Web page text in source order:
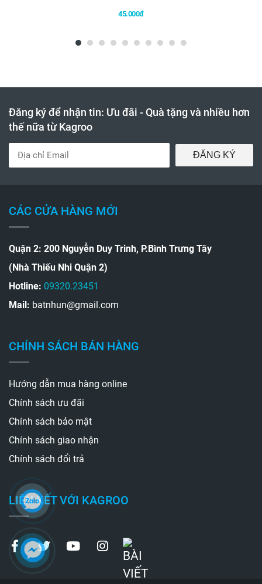
45.000đ
Đăng ký để nhận tin: Ưu đãi - Quà tặng và nhiều hơn
thế nữa từ Kagroo
ĐĂNG KÝ
CÁC CỬA HÀNG MỚI
Quận 2: 200 Nguyễn Duy Trinh, P.Bình Trưng Tây
(Nhà Thiếu Nhi Quận 2)
Hotline: 09320.23451
Mail: batnhun@gmail.com
CHÍNH SÁCH BÁN HÀNG
Hướng dẫn mua hàng online
Chính sách ưu đãi
Chính sách bảo mật
Chính sách giao nhận
Chính sách đổi trả
LIÊN KẾT VỚI KAGROO